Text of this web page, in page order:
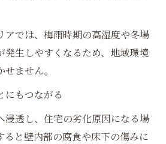
アでは、梅雨時期の高湿度や冬場
発生しやすくなるため、地域環境
ません。
にもつながる
浸透し、住宅の劣化原因になる場
ると壁内部の腐食や床下の傷みに